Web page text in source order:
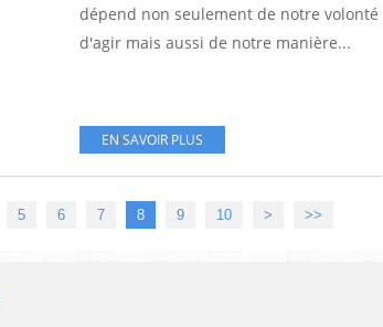
dépend non seulement de notre volonté
d'agir mais aussi de notre manière...
EN SAVOIR PLUS
5 6 7 8 9 10 > >>